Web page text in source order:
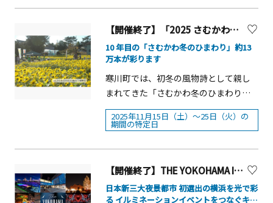
ッズとともに、ご自身や大切な方々と
クリスマスを楽しくお過ごしくださ
い。 概要■開催期間：2025年11月21日
（金）～12月25日（木）■会場：横浜
公園(神奈川県横浜市中区)■連携会場：
横浜赤レンガ倉庫日本大通り■開催時
間11月21日（金）17:00～21:0011月22
11:00~21:0012月6日（土）～12月25日
（木）11:00~22:00■点灯時間：16：00
～23：00■入場料：無料※一部コンテ
ンツは有料■協力フランクフルト市一
11月29日（土）、12月5日（金）、12
月6日（土）は17:00に閉館します。
（入館は閉館の30分前まで）※12月31
日（水）、1月1日（木・祝）は休業・
横浜店の営業時間に準じ、変更になる
場合あります）■入館料&nbsp; ：一般
1,600（1,400）円、大学・高校生
1,400（1,200）円、中学生以下無料
ケット、イープラス、チケットぴあ、
および以下をご提示の方の料金です。
［クラブ・オン／ミレニアムカード、
んゆりスターライトテラス■開催期
間：2025年11月15日（土）～2026年2
月14日（土）■点灯時間：17:00～
24:00■場所：小田急線新百合ヶ丘駅南
口・北口 ■主催：kirara@アートしん
ゆり実行委員会■共催：川崎市麻生
区、新百合ヶ丘エリアマネジメントコ
ンソーシアム
ボックス、晩餐会をイメージしたロン
グテーブル＆チェア、巨大レター型オ
ブジェなどがあり、まるでミュージッ
クビデオのワンシーンに入り込んだか
のようなフォトジェニックな空間が広
のスライダー「マジカルウェーブ」
と、標高370ｍの空中を自転車で漕ぎ進
む「青空ペダル」が、ナイトアトラク
ションとして登場します。人気の、虹
色の光に包まれながら空中散歩を楽し
める「虹のリフト」とあわせて、「三
ロした没入型ナイトパフォーマンス
「LIGHTIA～七色のキセキ～」が毎夜
わった「LIGHTIA～七色のキセキ～」
誕生・歴史・つながりを描きながら、
命の調和と未来の希望につなぐ&ldquo;
奇跡の花&rdquo;を咲かせるため、イル
カたちが時空を超える壮大な物語を表
カ、トレーナー、視覚演出の３つがト
ライアングルを形成するようにシンク
ロし、イルカと多様な光の色の世界か
【開催終了】「2025 さむかわ冬のひまわり」
10 年目の「さむかわ冬のひまわり」約13
万本が彩ります
寒川町では、初冬の風物詩として親し
まれてきた「さむかわ冬のひまわり」
が今年も開催されます。温暖で穏やか
な気候を活かし、冬に温もりを感じて
り「さむかわ冬のひまわり」がスター
トし、今年で10年目を迎えました。町
りの魅力をご覧いただけます。 「さむ
2025年11月15日（土）～25日（火）の
期間の特定日
【開催終了】THE YOKOHAMA ILLUMINATION
日本新三大夜景都市 初選出の横浜を光で彩
る イルミネーションイベントをつなぐキャ